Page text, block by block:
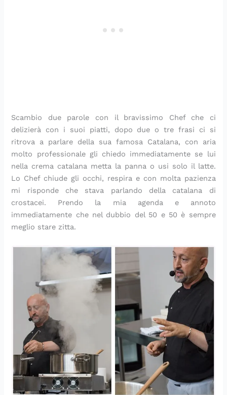
Scambio due parole con il bravissimo Chef che ci
delizierà con i suoi piatti, dopo due o tre frasi ci si
ritrova a parlare della sua famosa Catalana, con aria
molto professionale gli chiedo immediatamente se lui
nella crema catalana metta la panna o usi solo il latte.
Lo Chef chiude gli occhi, respira e con molta pazienza
mi risponde che stava parlando della catalana di
crostacei. Prendo la mia agenda e annoto
immediatamente che nel dubbio del 50 e 50 è sempre
meglio stare zitta.